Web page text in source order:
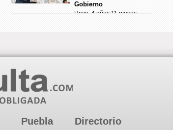
Gobierno
Hace: 4 años 11 meses
Puebla Directorio